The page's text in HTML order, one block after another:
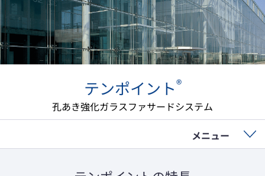
テンポイント®
孔あき強化ガラスファサードシステム
メニュー